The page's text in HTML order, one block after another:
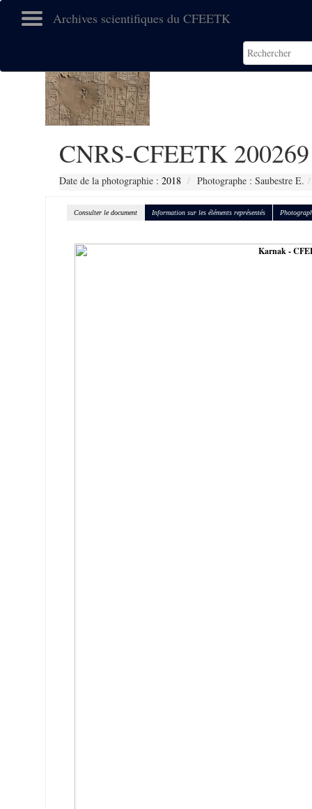
Archives scientifiques du CFEETK
CNRS-CFEETK 200269
Date de la photographie : 2018 Photographe : Saubestre E.
Consulter le document Information sur les éléments représentés